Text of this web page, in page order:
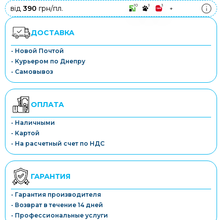
від 390 грн/пл. 10 3 3 +
ДОСТАВКА
- Новой Почтой
- Курьером по Днепру
- Самовывоз
ОПЛАТА
- Наличными
- Картой
- На расчетный счет по НДС
ГАРАНТИЯ
- Гарантия производителя
- Возврат в течение 14 дней
- Профессиональные услуги